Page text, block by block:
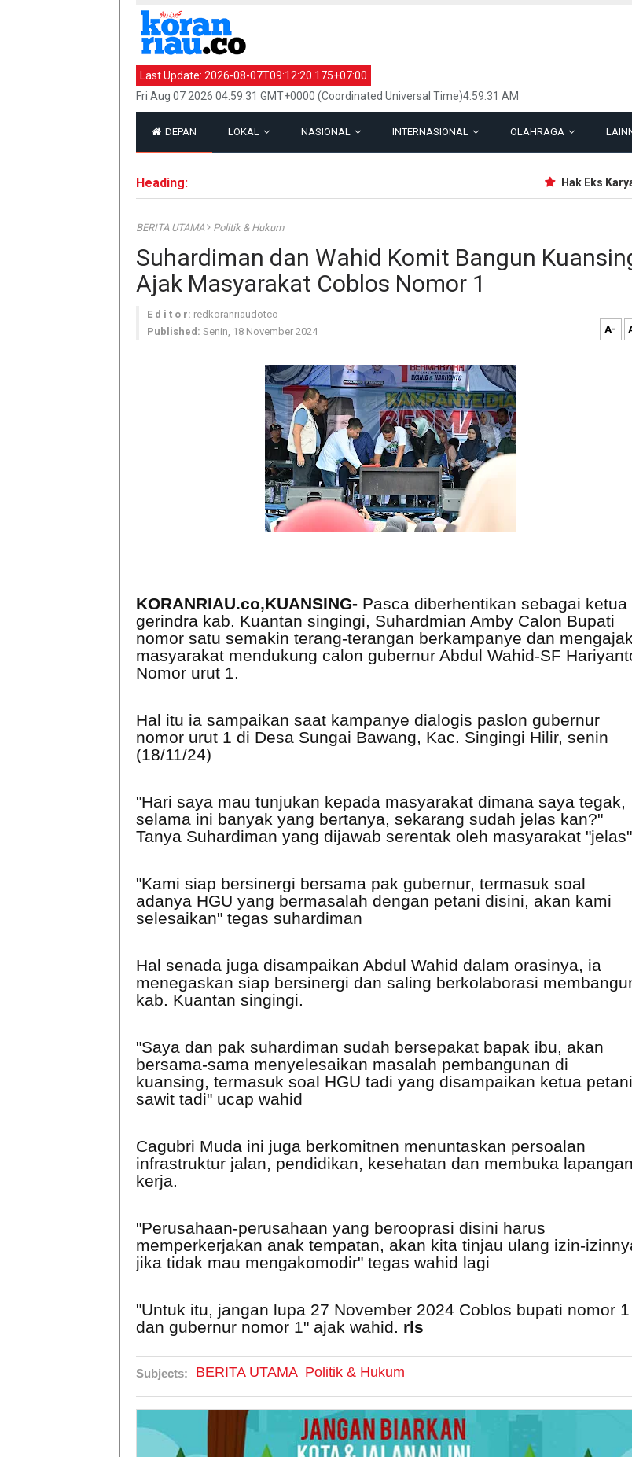
Last Update: 2026-08-07T09:12:20.175+07:00
Fri Aug 07 2026 04:59:31 GMT+0000 (Coordinated Universal Time)4:59:31 AM
DEPAN LOKAL NASIONAL INTERNASIONAL OLAHRAGA
Heading: Hak Eks
BERITA UTAMA Politik & Hukum
Suhardiman dan Wahid Komit Bangun
Ajak Masyarakat Coblos Nomor 1
E d i t o r: redkoranriaudotco
Published: Senin, 18 November 2024 A-
KORANRIAU.co,KUANSING- Pasca diberhentikan sebagai ketua
gerindra kab. Kuantan singingi, Suhardmian Amby Calon Bupati
nomor satu semakin terang-terangan berkampanye dan mengajak
masyarakat mendukung calon gubernur Abdul Wahid-SF
Nomor urut 1.
Hal itu ia sampaikan saat kampanye dialogis paslon gubernur
nomor urut 1 di Desa Sungai Bawang, Kac. Singingi Hilir, senin
(18/11/24)
"Hari saya mau tunjukan kepada masyarakat dimana saya tegak,
selama ini banyak yang bertanya, sekarang sudah jelas kan?"
Tanya Suhardiman yang dijawab serentak oleh masyarakat "jelas"
"Kami siap bersinergi bersama pak gubernur, termasuk soal
adanya HGU yang bermasalah dengan petani disini, akan kami
selesaikan" tegas suhardiman
Hal senada juga disampaikan Abdul Wahid dalam orasinya, ia
menegaskan siap bersinergi dan saling berkolaborasi
kab. Kuantan singingi.
"Saya dan pak suhardiman sudah bersepakat bapak ibu, akan
bersama-sama menyelesaikan masalah pembangunan di
kuansing, termasuk soal HGU tadi yang disampaikan ketua petani
sawit tadi" ucap wahid
Cagubri Muda ini juga berkomitnen menuntaskan persoalan
infrastruktur jalan, pendidikan, kesehatan dan membuka lapangan
kerja.
"Perusahaan-perusahaan yang berooprasi disini harus
memperkerjakan anak tempatan, akan kita tinjau ulang izin-
jika tidak mau mengakomodir" tegas wahid lagi
"Untuk itu, jangan lupa 27 November 2024 Coblos bupati nomor 1
dan gubernur nomor 1" ajak wahid. rls
Subjects: BERITA UTAMA Politik & Hukum
JADILAH PEMBACA
INFO